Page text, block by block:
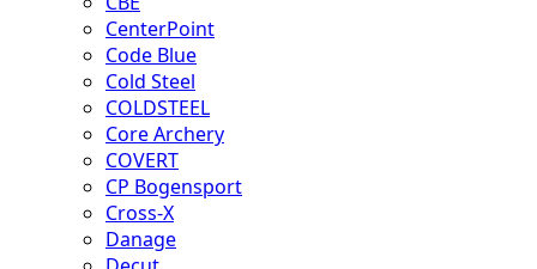
CenterPoint
Code Blue
Cold Steel
COLDSTEEL
Core Archery
COVERT
CP Bogensport
Cross-X
Danage